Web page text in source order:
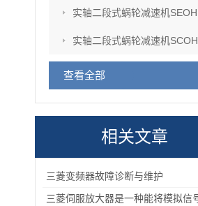
实轴二段式蜗轮减速机SEOH
实轴二段式蜗轮减速机SCOH
查看全部
相关文章
三菱变频器故障诊断与维护